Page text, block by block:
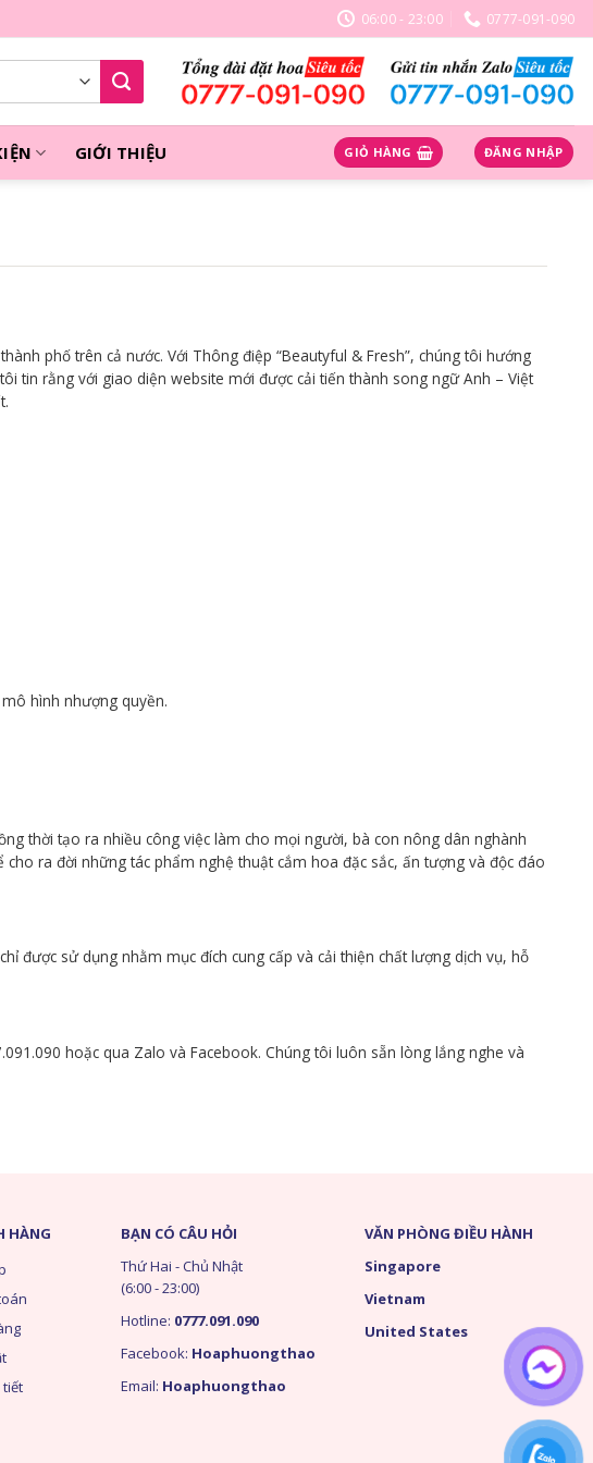
06:00 - 23:00 0777-091-090
GIỚI THIỆU GIỎ HÀNG ĐĂNG NHẬP
phố trên cả nước. Với Thông điệp “Beautyful & Fresh”, chúng tôi hướng
tin rằng với giao diện website mới được cải tiến thành song ngữ Anh – Việt
hình nhượng quyền.
thời tạo ra nhiều công việc làm cho mọi người, bà con nông dân nghành
ra đời những tác phẩm nghệ thuật cắm hoa đặc sắc, ấn tượng và độc đáo
được sử dụng nhằm mục đích cung cấp và cải thiện chất lượng dịch vụ, hỗ
hoặc qua Zalo và Facebook. Chúng tôi luôn sẵn lòng lắng nghe và
HÀNG
tiết
BẠN CÓ CÂU HỎI
Thứ Hai - Chủ Nhật
(6:00 - 23:00)
Hotline: 0777.091.090
Facebook: Hoaphuongthao
Email: Hoaphuongthao
VĂN PHÒNG ĐIỀU HÀNH
Singapore
Vietnam
United States